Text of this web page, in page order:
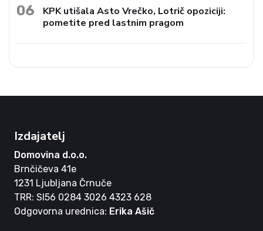
06
KPK utišala Asto Vrečko, Lotrič opoziciji:
pometite pred lastnim pragom
Izdajatelj
Domovina d.o.o.
Brnčičeva 41e
1231 Ljubljana Črnuče
TRR: SI56 0284 3026 4323 628
Odgovorna urednica: Erika Ašič